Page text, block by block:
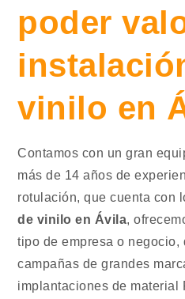
poder
vinilo en
Contamos con un gran
más de 14 años de
rotulación, que cuenta con
de vinilo en Ávila,
tipo de empresa o
campañas de grandes
implantaciones de material